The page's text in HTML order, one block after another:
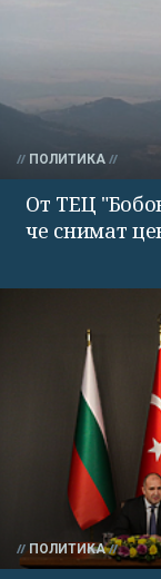
ПОЛИТИКА
От ТЕЦ
че снимат
ПОЛИТИКА